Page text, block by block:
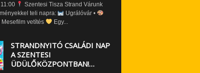
Szentesi Tisza Strand Várunk
teli napra:
Ugrálóvár •
Mesefilm vetítés Egy...
STRANDNYITÓ CSALÁDI NAP
A SZENTESI
ÜDÜLŐKÖZPONTBAN!…